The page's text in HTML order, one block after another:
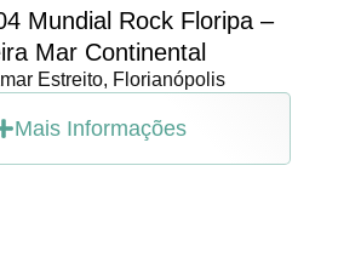
Mundial Rock Floripa –
Mar Continental
Estreito, Florianópolis
Mais Informações